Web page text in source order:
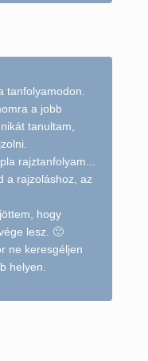
tanfolyamodon.
a jobb
tanultam,
rajztanfolyam...
a rajzoláshoz, az
hogy
lesz. 🙂
ne keresgéljen
helyen.